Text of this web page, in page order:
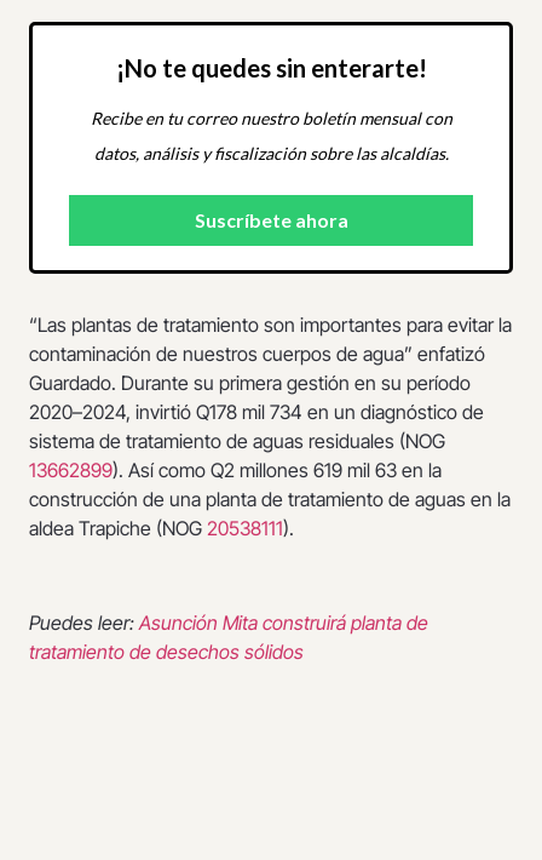
¡No te quedes sin enterarte!
Recibe en tu correo nuestro boletín mensual con
datos, análisis y fiscalización sobre las alcaldías.
“Las plantas de tratamiento son importantes para evitar la
contaminación de nuestros cuerpos de agua” enfatizó
Guardado. Durante su primera gestión en su período
2020–2024, invirtió Q178 mil 734 en un diagnóstico de
sistema de tratamiento de aguas residuales (NOG
13662899). Así como Q2 millones 619 mil 63 en la
construcción de una planta de tratamiento de aguas en la
aldea Trapiche (NOG 20538111).
Puedes leer:Asunción Mita construirá planta de
tratamiento de desechos sólidos